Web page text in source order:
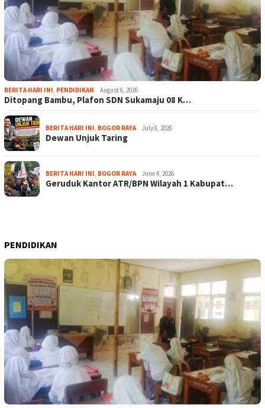
BERITA HARI INI, PENDIDIKAN August 6, 2026
Ditopang Bambu, Plafon SDN Sukamaju 08 K…
BERITA HARI INI, BOGOR RAYA July 8, 2026
Dewan Unjuk Taring
BERITA HARI INI, BOGOR RAYA June 4, 2026
Geruduk Kantor ATR/BPN Wilayah 1 Kabupat…
PENDIDIKAN